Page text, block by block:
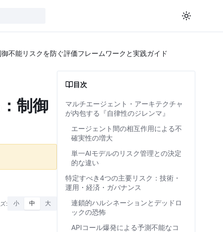
不能リスクを防ぐ評価フレームワークと実践ガイド
制御
: 小 中 大
目次
マルチエージェント・アーキテクチャ
が内包する『自律性のジレンマ』
エージェント間の相互作用による不
確実性の増大
単一AIモデルのリスク管理との決定
的な違い
特定すべき4つの主要リスク：技術・
運用・経済・ガバナンス
連鎖的ハルシネーションとデッドロ
ックの恐怖
APIコール爆発による予測不能なコ